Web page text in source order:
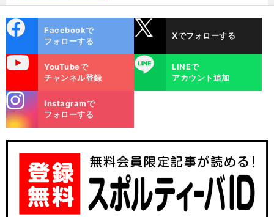
ok
Facebookで
フォローする
Xでフォローする
YouTubeで
チャンネル登録
LINE
LINEで
アカウント追加
m
Instagramで
フォローする